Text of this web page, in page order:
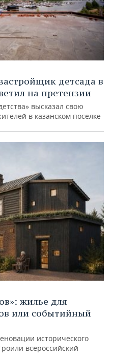
детсада в
на претензии
высказал свою
в казанском поселке
жилье для
или событийный
исторического
всероссийский